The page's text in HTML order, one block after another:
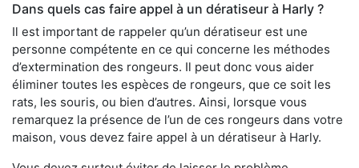
Dans quels cas faire appel à un dératiseur à Harly ?
Il est important de rappeler qu’un dératiseur est une
personne compétente en ce qui concerne les méthodes
d’extermination des rongeurs. Il peut donc vous aider
éliminer toutes les espèces de rongeurs, que ce soit les
rats, les souris, ou bien d’autres. Ainsi, lorsque vous
remarquez la présence de l’un de ces rongeurs dans votre
maison, vous devez faire appel à un dératiseur à Harly.